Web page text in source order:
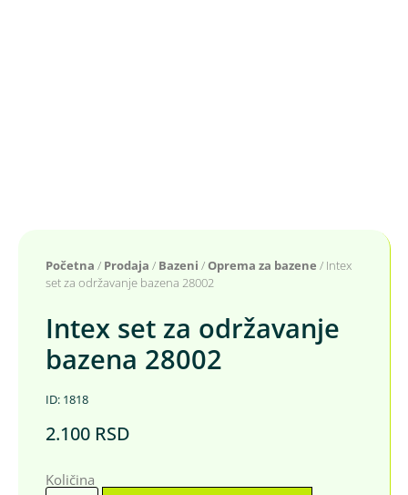
Početna / Prodaja / Bazeni /Oprema za bazene / Intex
set za održavanje bazena 28002
Intex set za održavanje
bazena 28002
ID: 1818
2.100 RSD
Količina